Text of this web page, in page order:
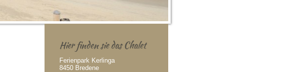
Hier finden sie das Chalet
Ferienpark Kerlinga
8450 Bredene